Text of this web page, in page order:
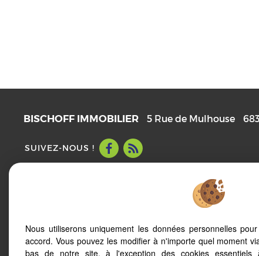
BISCHOFF IMMOBILIER 5 Rue de Mulhouse
SUIVEZ-NOUS !
Politique de protection des données
Nous utiliserons uniquement les données personnelles
accord. Vous pouvez les modifier à n'importe quel moment
bas de notre site, à l'exception des cookies essentiels